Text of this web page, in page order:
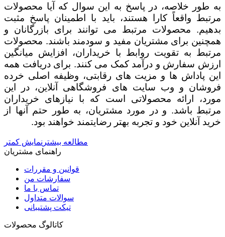
به طور خلاصه، در پاسخ به این سوال که آیا محصولات
مرتبط واقعاً کارا هستند، باید با اطمینان پاسخ مثبت
بدهیم. محصولات مرتبط می توانند برای بازرگانان و
همچنین برای مشتریان مفید و سودمند باشند. محصولات
مرتبط به تقویت روابط با خریداران، افزایش میانگین
ارزش سفارش و درآمد کمک می کنند. برای دریافت همه
این پاداش ها و مزیت های رقابتی، وظیفه اصلی خرده
فروشان و وب سایت های فروشگاهی آنلاین، در این
مورد، ارائه محصولاتی است که با نیازهای خریداران
مرتبط باشد. و در مورد مشتریان، به طور حتم آنها از
خرید آنلاین خود و تجربه بهتر رضایتمند خواهند بود.
مطالعه بیشتر نمایش کمتر
راهنمای مشتریان
قوانین و مقررات
سفارشات من
تماس با ما
سوالات متداول
تیکت پشتیبانی
کاتالوگ محصولات